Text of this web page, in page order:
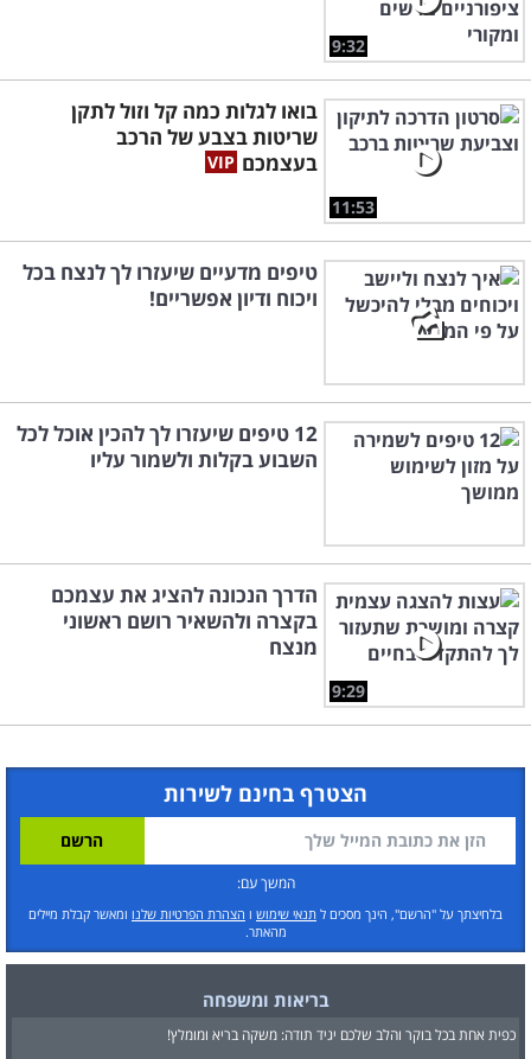
9:32
11:53
בואו לגלות כמה קל וזול לתקן
שריטות בצבע של הרכב
בעצמכם
טיפים מדעיים שיעזרו לך לנצח בכל
ויכוח ודיון אפשריים!
12 טיפים שיעזרו לך להכין אוכל לכל
השבוע בקלות ולשמור עליו
9:29
הדרך הנכונה להציג את עצמכם
בקצרה ולהשאיר רושם ראשוני
מנצח
הצטרף בחינם לשירות
המשך עם:
בלחיצתך על "הרשם", הינך מסכים ל תנאי שימוש ו הצהרת הפרטיות שלנו ומאשר קבלת מיילים
מהאתר.
בריאות ומשפחה
כפית אחת בכל בוקר והלב שלכם יגיד תודה: משקה בריא ומומלץ!